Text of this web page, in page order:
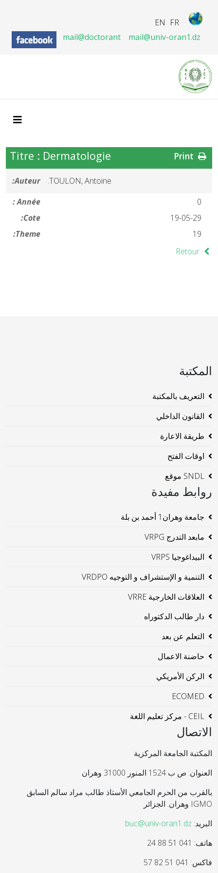
FR
EN
mail@doctorant
mail@univ-oran1.dz
Titre : Dermatologie
Auteur:
TOULON, Antoine.
Année :
0
Cote:
19-05-29
Theme:
19
Retour
المكتبة
التعريف بالمكتبة
القانون الداخلي
طريقة الاعارة
اوقات الفتح
SNDL موقع
روابط مفيدة
جامعة وهران1 أحمد بن بلة
مابعد التدرج VRPG
البيداغوجيا VRPS
التنمية و الإستشراف و التوجيه VRDPO
العلاقات الخارجية VRRE
دار طالب الدكتوراه
التعلم عن بعد
حاضنة الاعمال
الركن الأمريكي
ECOMED
CEIL - مركز تعليم اللغة
الاتصال
المكتبة الجامعة المركزية
العنوان: ص ب 1524 المنور 31000 وهران
بالقرب من الحرم الجامعي الأستاذ طالب مراد سالم السابق
IGMO وهران. الجزائر
البريد: buc@univ-oran1.dz
هاتف: 041 51 88 24
فاكس: 041 51 82 57